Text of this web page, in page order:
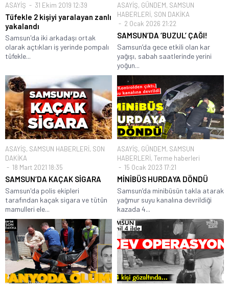
ASAYİŞ 31 Ekim 2019 12:39
Tüfekle 2 kişiyi yaralayan zanlı
yakalandı
Samsun'da iki arkadaşı ortak
olarak açtıkları iş yerinde pompalı
tüfekle...
ASAYİŞ, GÜNDEM, SAMSUN
HABERLERİ, SON DAKİKA
2 Ocak 2026 21:22
SAMSUN’DA ‘BUZUL’ ÇAĞI!
Samsun’da gece etkili olan kar
yağışı, sabah saatlerinde yerini
yoğun...
ASAYİŞ, SAMSUN HABERLERİ, SON
DAKİKA
18 Mart 2021 18:35
SAMSUN’DA KAÇAK SİGARA
Samsun'da polis ekipleri
tarafından kaçak sigara ve tütün
mamulleri ele...
ASAYİŞ, GÜNDEM, SAMSUN
HABERLERİ, Terme haberleri
15 Ocak 2023 17:21
MİNİBÜS HURDAYA DÖNDÜ
Samsun’da minibüsün takla atarak
yağmur suyu kanalına devrildiği
kazada 4...